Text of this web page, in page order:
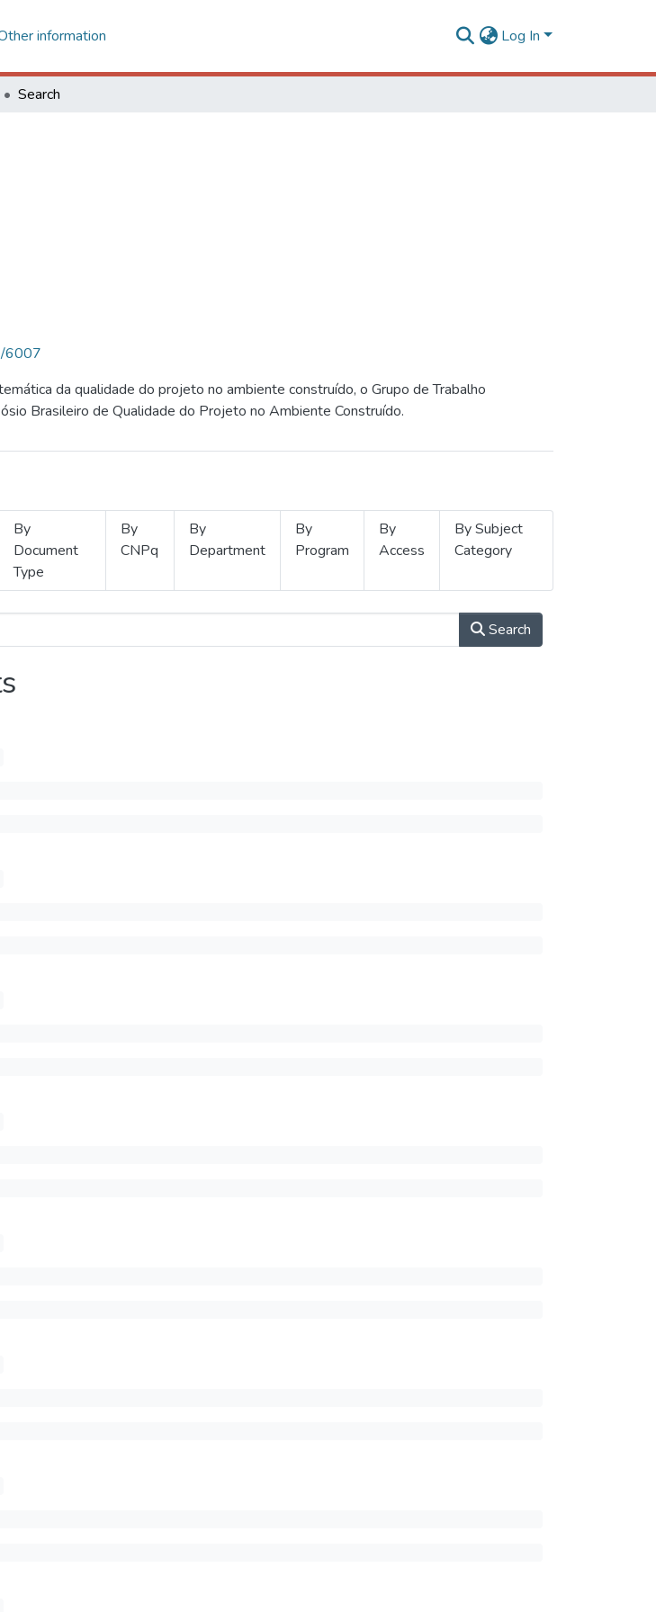
information Log In
Search
6007
da qualidade do projeto no ambiente construído, o Grupo de Trabalho
Brasileiro de Qualidade do Projeto no Ambiente Construído.
By
Document
Type
By
CNPq
By
Department
By
Program
By
Access
By Subject
Category
Search